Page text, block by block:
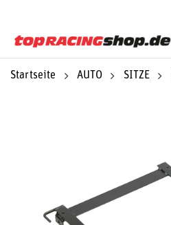
Startseite AUTO SITZE